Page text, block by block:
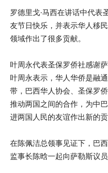
罗德里戈·马西在讲话中代表
友节日快乐，并表示华人移
领域作出了很多贡献。
叶周永代表圣保罗侨社感谢
叶周永表示，华人华侨是融
带，巴西华人协会、圣保罗
推动两国之间的合作，为中
进两国人民的友谊作出新的贡
在陈佩洁总领事见证下，巴
监事长陈晗一起向萨勒斯议